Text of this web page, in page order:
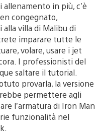
allenamento in più, c’è
congegnato,
villa di Malibu di
imparare tutte le
volare, usare i jet
I professionisti del
saltare il tutorial.
provarla, la versione
permettere agli
l’armatura di Iron Man
funzionalità nel